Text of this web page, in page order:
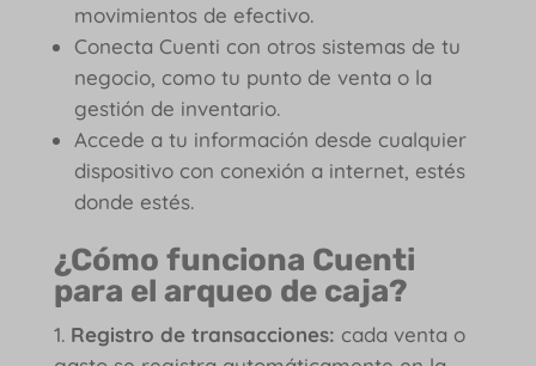
movimientos de efectivo.
Conecta Cuenti con otros sistemas de tu
negocio, como tu punto de venta o la
gestión de inventario.
Accede a tu información desde cualquier
dispositivo con conexión a internet, estés
donde estés.
¿Cómo funciona Cuenti
para el arqueo de caja?
Registro de transacciones: cada venta o